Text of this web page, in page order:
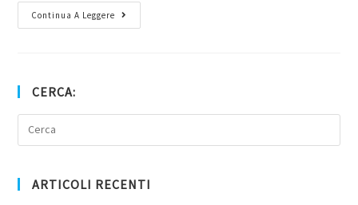
Continua A Leggere
CERCA:
ARTICOLI RECENTI